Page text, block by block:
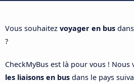
Vous souhaitez voyager en bus
?
CheckMyBus est là pour vous !
les liaisons en bus dans le pays